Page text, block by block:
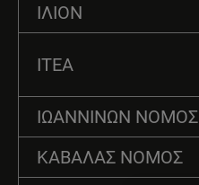
ΙΛΙΟΝ
ΙΤΕΑ
ΙΩΑΝΝΙΝΩΝ ΝΟΜΟΣ
ΚΑΒΑΛΑΣ ΝΟΜΟΣ